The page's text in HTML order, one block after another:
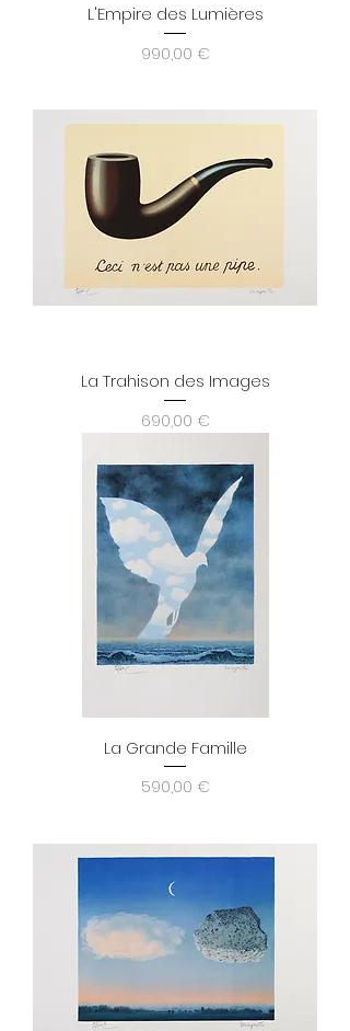
L'Empire des Lumières
Prix
990,00 €
La Trahison des Images
Prix
690,00 €
La Grande Famille
Prix
590,00 €